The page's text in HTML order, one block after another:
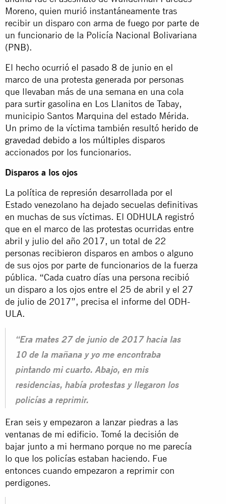
Moreno, quien murió instantáneamente tras
recibir un disparo con arma de fuego por parte de
un funcionario de la Policía Nacional Bolivariana
(PNB).
El hecho ocurrió el pasado 8 de junio en el
marco de una protesta generada por personas
que llevaban más de una semana en una cola
para surtir gasolina en Los Llanitos de Tabay,
municipio Santos Marquina del estado Mérida.
Un primo de la víctima también resultó herido de
gravedad debido a los múltiples disparos
accionados por los funcionarios.
Disparos a los ojos
La política de represión desarrollada por el
Estado venezolano ha dejado secuelas definitivas
en muchas de sus víctimas. El ODHULA registró
que en el marco de las protestas ocurridas entre
abril y julio del año 2017, un total de 22
personas recibieron disparos en ambos o alguno
de sus ojos por parte de funcionarios de la fuerza
pública. “Cada cuatro días una persona recibió
un disparo a los ojos entre el 25 de abril y el 27
de julio de 2017”, precisa el informe del ODH-
ULA.
“Era mates 27 de junio de 2017 hacia las
10 de la mañana y yo me encontraba
pintando mi cuarto. Abajo, en mis
residencias, había protestas y llegaron los
policías a reprimir.
Eran seis y empezaron a lanzar piedras a las
ventanas de mi edificio. Tomé la decisión de
bajar junto a mi hermano porque no me parecía
lo que los policías estaban haciendo. Fue
entonces cuando empezaron a reprimir con
perdigones.